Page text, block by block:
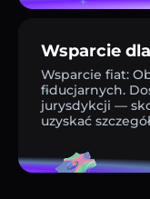
Wsparcie
Wsparcie fiat:
fiducjarnych.
jurysdykcji —
uzyskać